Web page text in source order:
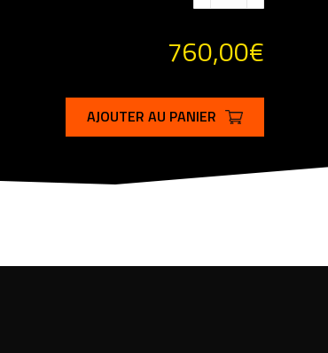
760,00€
AJOUTER AU PANIER